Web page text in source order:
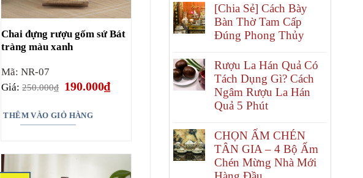
[Chia Sẻ] Cách Bày
Bàn Thờ Tam Cấp
Đúng Phong Thủy
Rượu La Hán Quả Có
Tách Dụng Gì? Cách
Ngâm Rượu La Hán
Quả 5 Phút
CHỌN ẤM CHÉN
TÂN GIA – 4 Bộ Ấm
Chén Mừng Nhà Mới
Chai đựng rượu gốm sứ Bát
tràng màu xanh
Mã: NR-07
Giá:250.000₫ Giá
gốc
250.000₫.
190.000₫Giá
hiện
THÊM VÀO GIỎ HÀNG